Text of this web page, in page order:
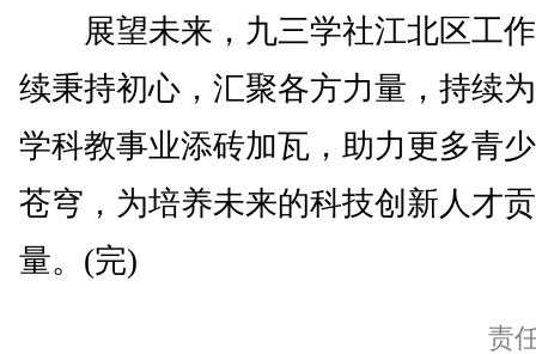
展望未来，九三学社江北区工作
续秉持初心，汇聚各方力量，持续
学科教事业添砖加瓦，助力更多青
苍穹，为培养未来的科技创新人才
量。(完)
责